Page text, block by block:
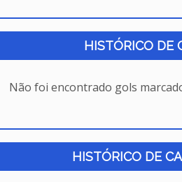
HISTÓRICO DE
Não foi encontrado gols
HISTÓRICO DE